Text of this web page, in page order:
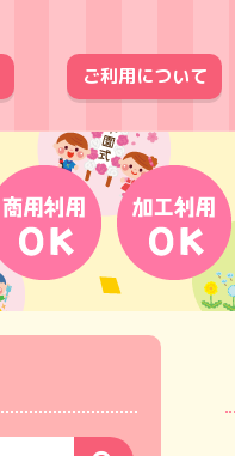
ご利用について